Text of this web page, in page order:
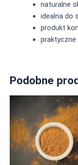
naturalne
idealna do
produkt
praktyczne
Podobne